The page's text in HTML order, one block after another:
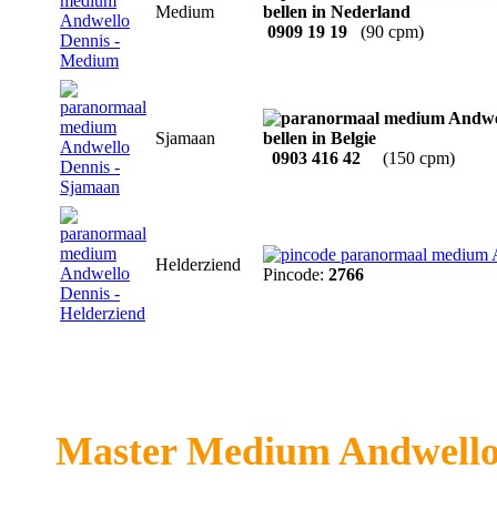
Medium
0909 19 19
(90 cpm)
Sjamaan
0903 416 42
(150 cpm)
Helderziend
Pincode: 2766
Master Medium